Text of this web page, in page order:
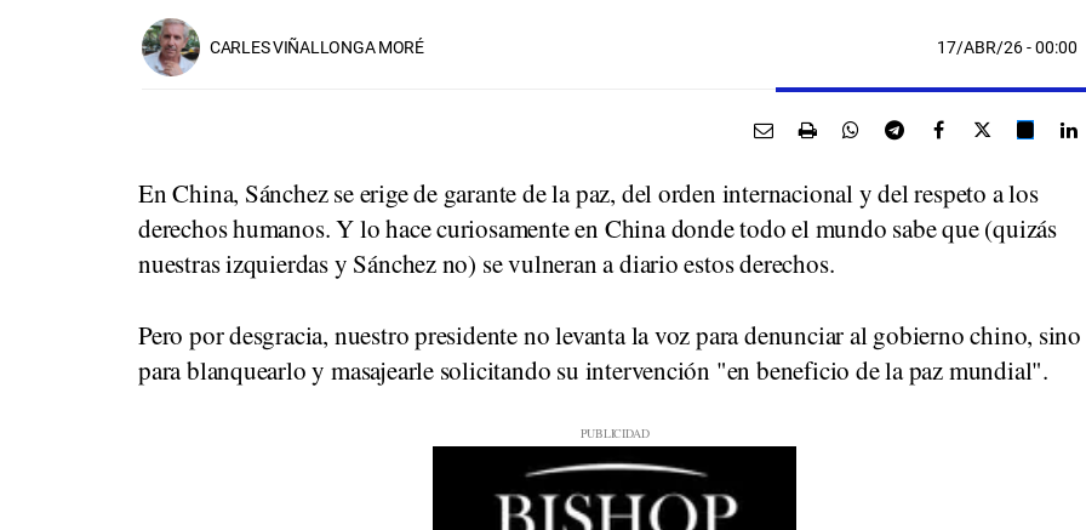
CARLES VIÑALLONGA MORÉ 17/ABR/26- 00:00
En China, Sánchez se erige de garante de la paz, del orden internacional y del respeto a los
derechos humanos. Y lo hace curiosamente en China donde todo el mundo sabe que (quizás
nuestras izquierdas y Sánchez no) se vulneran a diario estos derechos.
Pero por desgracia, nuestro presidente no levanta la voz para denunciar al gobierno chino, sino
para blanquearlo y masajearle solicitando su intervención "en beneficio de la paz mundial".